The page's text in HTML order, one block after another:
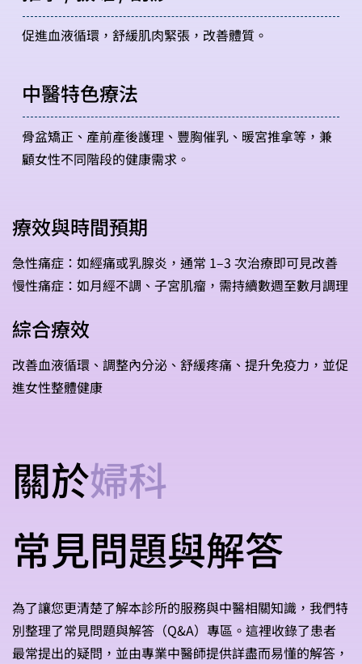
促進血液循環，舒緩肌肉緊張，改善體質。
中醫特色療法
骨盆矯正、產前產後護理、豐胸催乳、暖宮推拿等，兼
顧女性不同階段的健康需求。
療效與時間預期
急性痛症：如經痛或乳腺炎，通常 1–3 次治療即可見改善
慢性痛症：如月經不調、子宮肌瘤，需持續數週至數月調理
綜合療效
改善血液循環、調整內分泌、舒緩疼痛、提升免疫力，並促
進女性整體健康
關於婦科
常見問題與解答
為了讓您更清楚了解本診所的服務與中醫相關知識，我們特
別整理了常見問題與解答（Q&A）專區。這裡收錄了患者
最常提出的疑問，並由專業中醫師提供詳盡而易懂的解答，